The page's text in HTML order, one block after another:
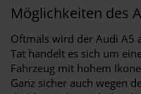
Möglichkeiten des
Oftmals wird der Audi A5
Tat handelt es sich um
Fahrzeug mit hohem
Ganz sicher auch wegen